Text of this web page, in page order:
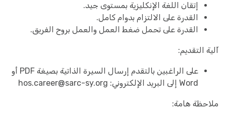
إتقان اللغة الإنكليزية بمستوى جيد.
القدرة على الالتزام بدوام كامل.
القدرة على تحمل ضغط العمل والعمل بروح الفريق.
آلية التقديم:
على الراغبين بالتقدم إرسال السيرة الذاتية بصيغة PDF أو
Word إلى البريد الإلكتروني:
hos.career@sarc-sy.org
ملاحظة هامة: